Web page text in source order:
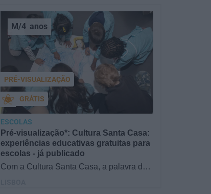
Pré-visualização*: Cultura Santa Casa:
experiências educativas gratuitas para
escolas - já publicado
Com a Cultura Santa Casa, a palavra de
M/4 anos
GRÁTIS
PRÉ-VISUALIZAÇÃO
ESCOLAS